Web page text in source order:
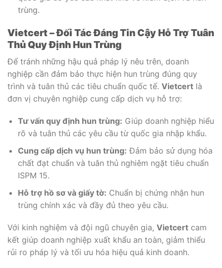
trùng.
Vietcert – Đối Tác Đáng Tin Cậy Hỗ Trợ Tuân
Thủ Quy Định Hun Trùng
Để tránh những hậu quả pháp lý nêu trên, doanh
nghiệp cần đảm bảo thực hiện hun trùng đúng quy
trình và tuân thủ các tiêu chuẩn quốc tế. Vietcert là
đơn vị chuyên nghiệp cung cấp dịch vụ hỗ trợ:
Tư vấn quy định hun trùng: Giúp doanh nghiệp hiểu
rõ và tuân thủ các yêu cầu từ quốc gia nhập khẩu.
Cung cấp dịch vụ hun trùng: Đảm bảo sử dụng hóa
chất đạt chuẩn và tuân thủ nghiêm ngặt tiêu chuẩn
ISPM 15.
Hỗ trợ hồ sơ và giấy tờ: Chuẩn bị chứng nhận hun
trùng chính xác và đầy đủ theo yêu cầu.
Với kinh nghiệm và đội ngũ chuyên gia, Vietcert cam
kết giúp doanh nghiệp xuất khẩu an toàn, giảm thiểu
rủi ro pháp lý và tối ưu hóa hiệu quả kinh doanh.